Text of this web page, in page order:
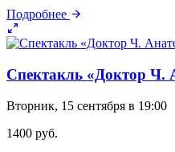
Подробнее
Спектакль «Доктор Ч.
Вторник, 15 сентября в 19:00
1400 руб.